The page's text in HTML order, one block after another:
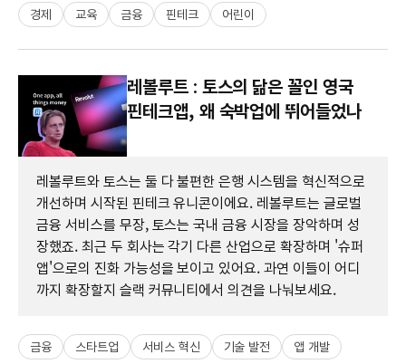
경제 교육 금융 핀테크 어린이
레볼루트 : 토스의 닮은 꼴인 영국
핀테크앱, 왜 숙박업에 뛰어들었나
레볼루트와 토스는 둘 다 불편한 은행 시스템을 혁신적으로
개선하며 시작된 핀테크 유니콘이에요. 레볼루트는 글로벌
금융 서비스를 무장, 토스는 국내 금융 시장을 장악하며 성
장했죠. 최근 두 회사는 각기 다른 산업으로 확장하며 '슈퍼
앱'으로의 진화 가능성을 보이고 있어요. 과연 이들이 어디
까지 확장할지 슬랙 커뮤니티에서 의견을 나눠보세요.
금융 스타트업 서비스 혁신 기술 발전 앱 개발